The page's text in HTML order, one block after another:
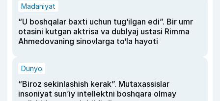
Madaniyat
“U boshqalar baxti uchun tug‘ilgan edi”. Bir umr
otasini kutgan aktrisa va dublyaj ustasi Rimma
Ahmedovaning sinovlarga to‘la hayoti
Dunyo
“Biroz sekinlashish kerak”. Mutaxassislar
insoniyat sun’iy intellektni boshqara olmay